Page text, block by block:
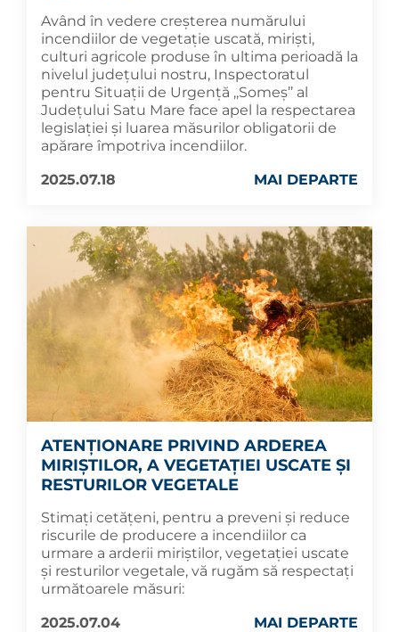
Având în vedere creșterea numărului
incendiilor de vegetație uscată, miriști,
culturi agricole produse în ultima perioadă la
nivelul județului nostru, Inspectoratul
pentru Situații de Urgență ,,Someș’’ al
Județului Satu Mare face apel la respectarea
legislației și luarea măsurilor obligatorii de
apărare împotriva incendiilor.
2025.07.18
MAI DEPARTE
ATENȚIONARE PRIVIND ARDEREA
MIRIȘTILOR, A VEGETAȚIEI USCATE ȘI
RESTURILOR VEGETALE
Stimați cetățeni, pentru a preveni și reduce
riscurile de producere a incendiilor ca
urmare a arderii miriștilor, vegetației uscate
și resturilor vegetale, vă rugăm să respectați
următoarele măsuri:
2025.07.04
MAI DEPARTE